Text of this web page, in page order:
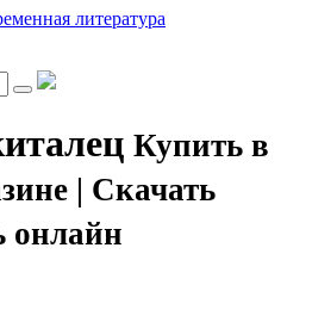
литература
Купить в
| Скачать
онлайн